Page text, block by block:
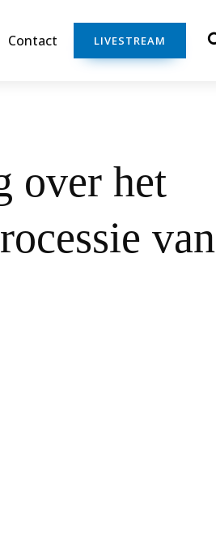
Contact LIVESTREAM
over het
van